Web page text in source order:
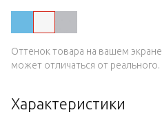
Оттенок товара на вашем экране
может отличаться от реального.
Характеристики